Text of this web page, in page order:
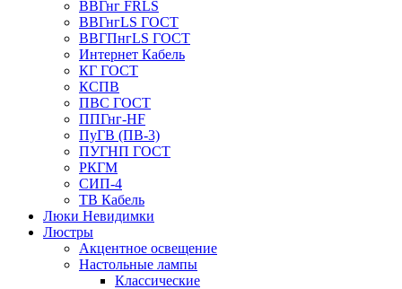
ВВГнг FRLS
ВВГнгLS ГОСТ
ВВГПнгLS ГОСТ
Интернет Кабель
КГ ГОСТ
КСПВ
ПВС ГОСТ
ППГнг-HF
ПуГВ (ПВ-3)
ПУГНП ГОСТ
РКГМ
СИП-4
ТВ Кабель
Люки Невидимки
Люстры
Акцентное освещение
Настольные лампы
Классические